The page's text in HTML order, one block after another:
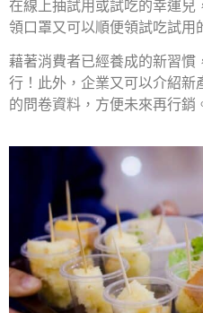
在線上抽試用或試吃的幸運兒
領口罩又可以順便領試吃試用
藉著消費者已經養成的新習慣
行！此外，企業又可以介紹新
的問卷資料，方便未來再行銷